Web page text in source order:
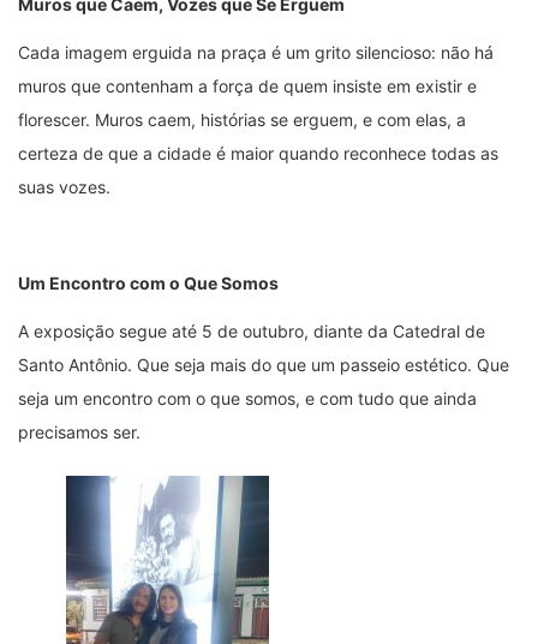
Cada imagem erguida na praça é um grito silencioso: não há
muros que contenham a força de quem insiste em existir e
florescer. Muros caem, histórias se erguem, e com elas, a
certeza de que a cidade é maior quando reconhece todas as
suas vozes.
Um Encontro com o Que Somos
A exposição segue até 5 de outubro, diante da Catedral de
Santo Antônio. Que seja mais do que um passeio estético. Que
seja um encontro com o que somos, e com tudo que ainda
precisamos ser.